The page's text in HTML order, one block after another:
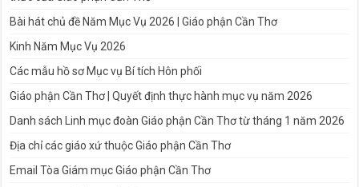
Bài hát chủ đề Năm Mục Vụ 2026 | Giáo phận Cần Thơ
Kinh Năm Mục Vụ 2026
Các mẫu hồ sơ Mục vụ Bí tích Hôn phối
Giáo phận Cần Thơ | Quyết định thực hành mục vụ năm 2026
Danh sách Linh mục đoàn Giáo phận Cần Thơ từ tháng 1 năm 2026
Địa chỉ các giáo xứ thuộc Giáo phận Cần Thơ
Email Tòa Giám mục Giáo phận Cần Thơ